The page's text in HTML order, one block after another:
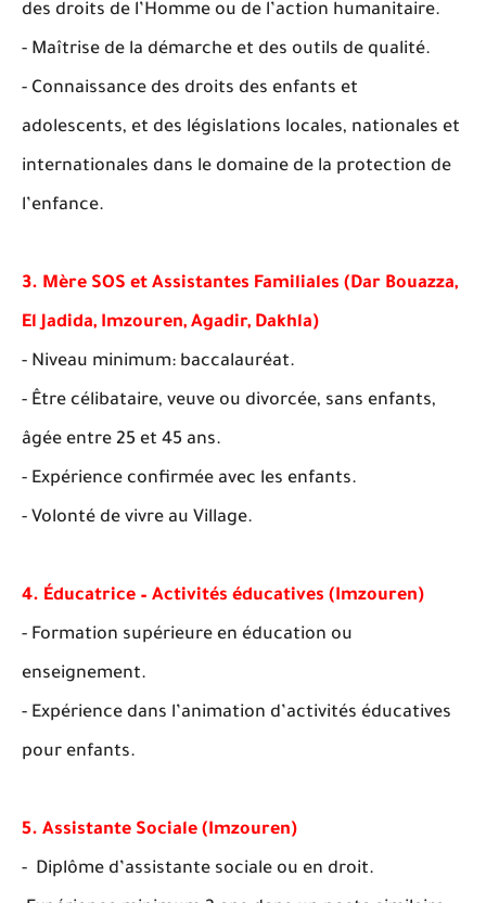
des droits de l’Homme ou de l’action humanitaire.
- Maîtrise de la démarche et des outils de qualité.
- Connaissance des droits des enfants et
adolescents, et des législations locales, nationales et
internationales dans le domaine de la protection de
l’enfance.
3. Mère SOS et Assistantes Familiales (Dar Bouazza,
El Jadida, Imzouren, Agadir, Dakhla)
- Niveau minimum: baccalauréat.
- Être célibataire, veuve ou divorcée, sans enfants,
âgée entre 25 et 45 ans.
- Expérience confirmée avec les enfants.
- Volonté de vivre au Village.
4. Éducatrice – Activités éducatives (Imzouren)
- Formation supérieure en éducation ou
enseignement.
- Expérience dans l’animation d’activités éducatives
pour enfants.
5. Assistante Sociale (Imzouren)
- Diplôme d’assistante sociale ou en droit.